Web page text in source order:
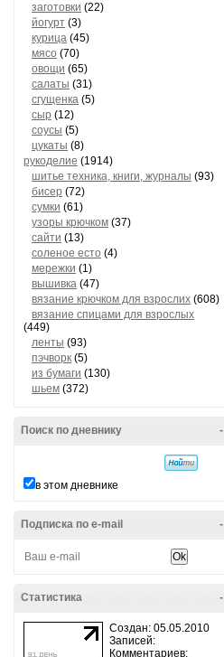
заготовки (22)
йогурт (3)
курица (45)
мясо (70)
овощи (65)
салаты (31)
сгущенка (5)
сыр (12)
соусы (5)
цукаты (8)
рукоделие (1914)
шитье техника, книги, журналы (93)
бисер (72)
сумки (61)
узоры крючком (37)
сайти (13)
соленое есто (4)
мережки (1)
вышивка (47)
вязание крючком для взрослих (608)
вязание спицами для взрослых
(449)
ленты (93)
пэчворк (5)
из бумаги (130)
шьем (372)
-
Поиск по дневнику
в этом дневнике
-
Подписка по e-mail
-
Статистика
Создан: 05.05.2010
Записей:
Комментариев: